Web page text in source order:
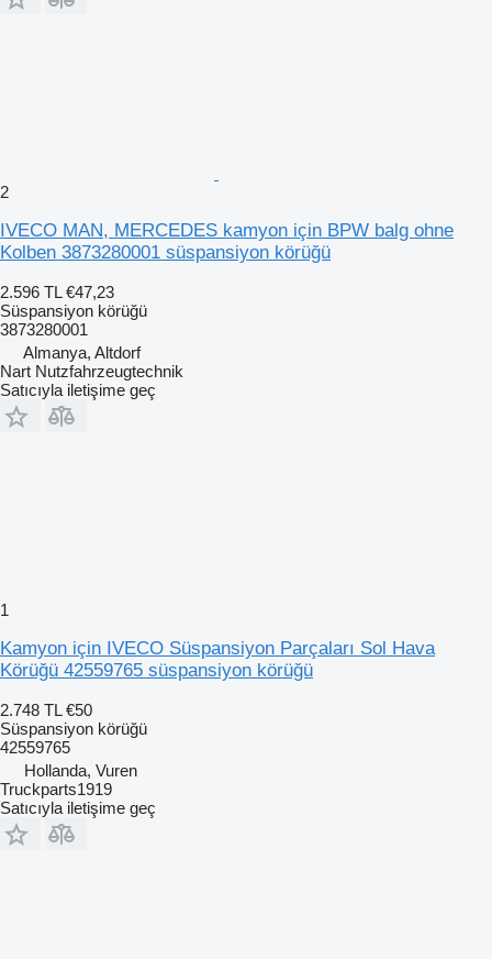
2
IVECO MAN, MERCEDES kamyon için BPW balg ohne
Kolben 3873280001 süspansiyon körüğü
2.596 TL €47,23
Süspansiyon körüğü
3873280001
Almanya, Altdorf
Nart Nutzfahrzeugtechnik
Satıcıyla iletişime geç
1
Kamyon için IVECO Süspansiyon Parçaları Sol Hava
Körüğü 42559765 süspansiyon körüğü
2.748 TL €50
Süspansiyon körüğü
42559765
Hollanda, Vuren
Truckparts1919
Satıcıyla iletişime geç